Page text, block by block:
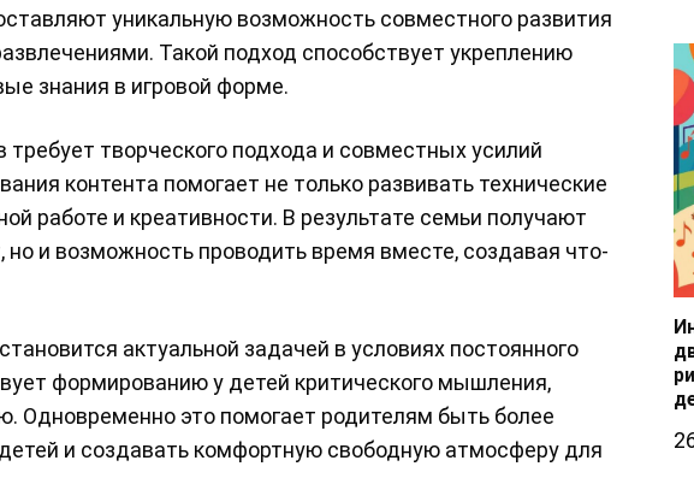
уникальную возможность совместного развития
Такой подход способствует укреплению
знания в игровой форме.
творческого подхода и совместных усилий
контента помогает не только развивать технические
работе и креативности. В результате семьи получают
и возможность проводить время вместе, создавая что-
актуальной задачей в условиях постоянного
формированию у детей критического мышления,
Одновременно это помогает родителям быть более
и создавать комфортную свободную атмосферу для